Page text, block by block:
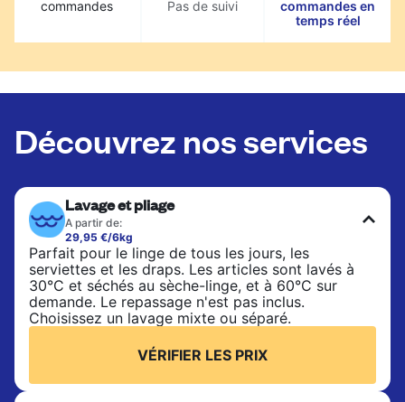
commandes Pas de suivi
commandes en
temps réel
Découvrez nos services
Lavage et pliage
A partir de:
29,95 €/6kg
Parfait pour le linge de tous les jours, les
serviettes et les draps. Les articles sont lavés à
30°C et séchés au sèche-linge, et à 60°C sur
demande. Le repassage n'est pas inclus.
Choisissez un lavage mixte ou séparé.
VÉRIFIER LES PRIX